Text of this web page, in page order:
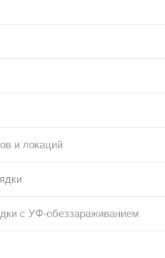
и локаций
с УФ-обеззараживанием